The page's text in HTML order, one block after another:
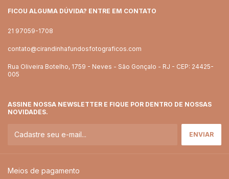
FICOU ALGUMA DÚVIDA? ENTRE EM CONTATO
21 97059-1708
contato@cirandinhafundosfotograficos.com
Rua Oliveira Botelho, 1759 - Neves - São Gonçalo - RJ - CEP: 24425-
005
ASSINE NOSSA NEWSLETTER E FIQUE POR DENTRO DE NOSSAS
NOVIDADES.
Meios de pagamento